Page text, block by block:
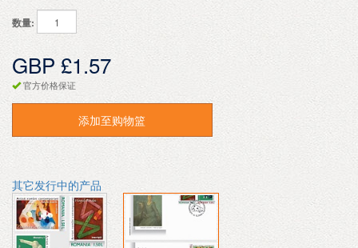
数量:
GBP £1.57
官方价格保证
添加至购物篮
其它发行中的产品